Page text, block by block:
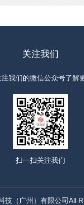
关注我们
我们的微信公众号了解
扫一扫关注我们
技（广州）有限公司All